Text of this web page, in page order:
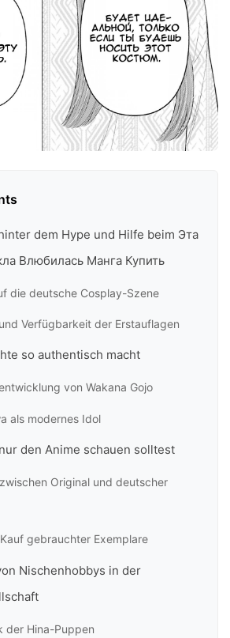
dem Hype und Hilfe beim Эта
Влюбилась Манга Купить
die deutsche Cosplay-Szene
Verfügbarkeit der Erstauflagen
so authentisch macht
von Wakana Gojo
als modernes Idol
den Anime schauen solltest
Original und deutscher
gebrauchter Exemplare
Nischenhobbys in der
der Hina-Puppen